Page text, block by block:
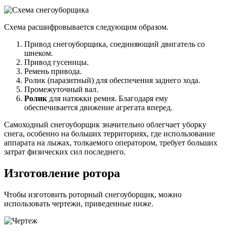
Схема расшифровывается следующим образом.
Привод снегоуборщика, соединяющий двигатель со
шнеком.
Привод гусеницы.
Ремень привода.
Ролик (паразитный) для обеспечения заднего хода.
Промежуточный вал.
Ролик для натяжки ремня. Благодаря ему
обеспечивается движение агрегата вперед.
Самоходный снегоуборщик значительно облегчает уборку
снега, особенно на больших территориях, где использование
аппарата на лыжах, толкаемого оператором, требует больших
затрат физических сил последнего.
Изготовление ротора
Чтобы изготовить роторный снегоуборщик, можно
использовать чертежи, приведенные ниже.